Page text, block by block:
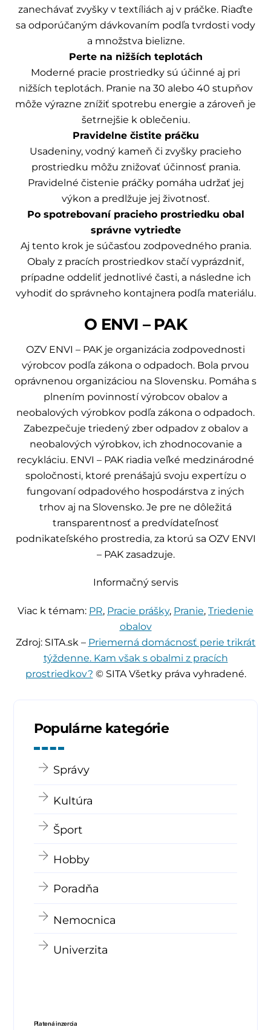
zanechávať zvyšky v textíliách aj v práčke. Riaďte
sa odporúčaným dávkovaním podľa tvrdosti vody
a množstva bielizne.
Perte na nižších teplotách
Moderné pracie prostriedky sú účinné aj pri
nižších teplotách. Pranie na 30 alebo 40 stupňov
môže výrazne znížiť spotrebu energie a zároveň je
šetrnejšie k oblečeniu.
Pravidelne čistite práčku
Usadeniny, vodný kameň či zvyšky pracieho
prostriedku môžu znižovať účinnosť prania.
Pravidelné čistenie práčky pomáha udržať jej
výkon a predlžuje jej životnosť.
Po spotrebovaní pracieho prostriedku obal
správne vytrieďte
Aj tento krok je súčasťou zodpovedného prania.
Obaly z pracích prostriedkov stačí vyprázdniť,
prípadne oddeliť jednotlivé časti, a následne ich
vyhodiť do správneho kontajnera podľa materiálu.
O ENVI – PAK
OZV ENVI – PAK je organizácia zodpovednosti
výrobcov podľa zákona o odpadoch. Bola prvou
oprávnenou organizáciou na Slovensku. Pomáha s
plnením povinností výrobcov obalov a
neobalových výrobkov podľa zákona o odpadoch.
Zabezpečuje triedený zber odpadov z obalov a
neobalových výrobkov, ich zhodnocovanie a
recykláciu. ENVI – PAK riadia veľké medzinárodné
spoločnosti, ktoré prenášajú svoju expertízu o
fungovaní odpadového hospodárstva z iných
trhov aj na Slovensko. Je pre ne dôležitá
transparentnosť a predvídateľnosť
podnikateľského prostredia, za ktorú sa OZV ENVI
– PAK zasadzuje.
Informačný servis
Viac k témam: PR, Pracie prášky, Pranie, Triedenie
obalov
Zdroj: SITA.sk – Priemerná domácnosť perie trikrát
týždenne. Kam však s obalmi z pracích
prostriedkov? © SITA Všetky práva vyhradené.
Populárne kategórie
Správy
Kultúra
Šport
Hobby
Poradňa
Nemocnica
Univerzita
Platená inzercia